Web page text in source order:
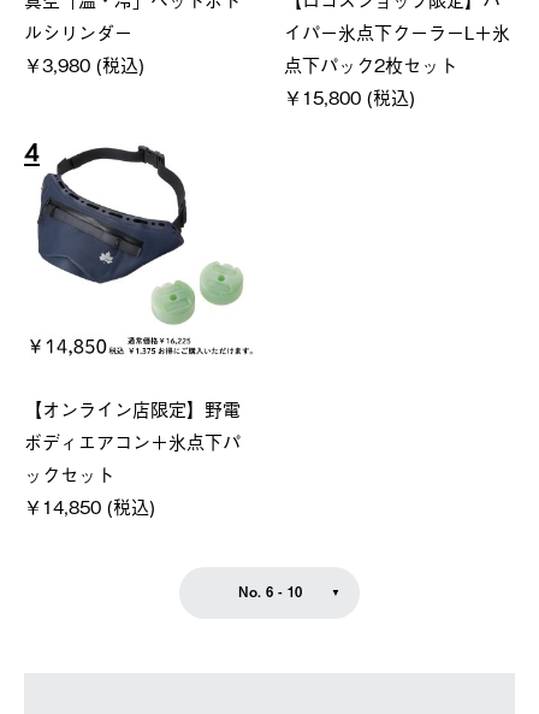
ルシリンダー
￥3,980 (税込)
イパー氷点下クーラーL＋氷
点下パック2枚セット
￥15,800 (税込)
4
【オンライン店限定】野電
ボディエアコン＋氷点下パ
ックセット
￥14,850 (税込)
No. 6 - 10